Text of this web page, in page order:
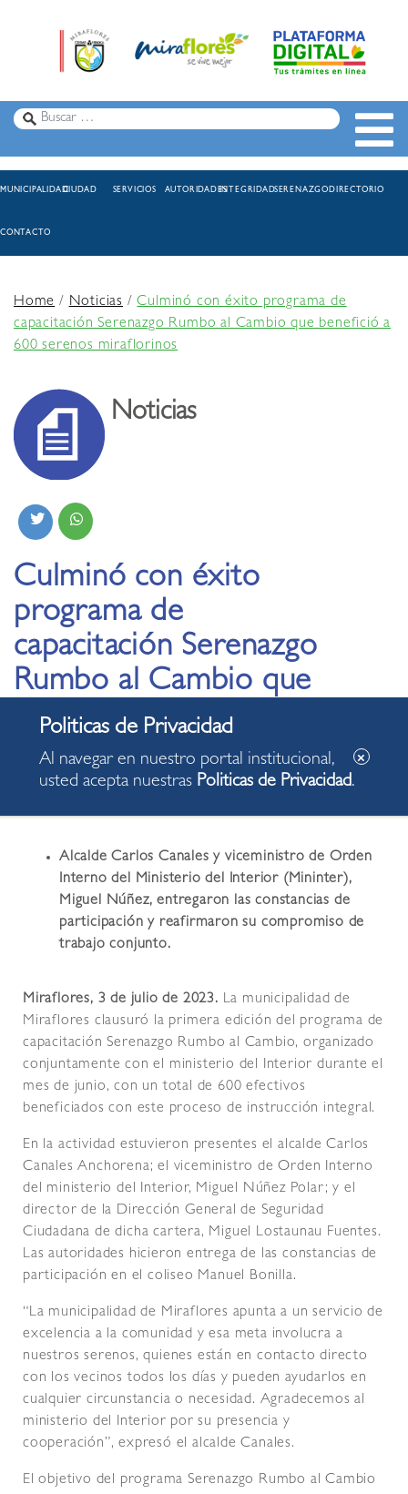
MUNICIPALIDADCIUDAD SERVICIOS AUTORIDADESINTEGRIDADSERENAZGODIRECTORIO
CONTACTO
Home/Noticias /Culminó con éxito programa de
capacitación Serenazgo Rumbo al Cambio que benefició a
600 serenos miraflorinos
Noticias
Culminó con éxito
programa de
capacitación Serenazgo
Rumbo al Cambio que
benefició a 600
serenos miraflorinos
Alcalde Carlos Canales y viceministro de Orden
Interno del Ministerio del Interior (Mininter),
Miguel Núñez, entregaron las constancias de
participación y reafirmaron su compromiso de
trabajo conjunto.
Miraflores, 3 de julio de 2023. La municipalidad de
Miraflores clausuró la primera edición del programa de
capacitación Serenazgo Rumbo al Cambio, organizado
conjuntamente con el ministerio del Interior durante el
mes de junio, con un total de 600 efectivos
beneficiados con este proceso de instrucción integral.
En la actividad estuvieron presentes el alcalde Carlos
Canales Anchorena; el viceministro de Orden Interno
del ministerio del Interior, Miguel Núñez Polar; y el
director de la Dirección General de Seguridad
Ciudadana de dicha cartera, Miguel Lostaunau Fuentes.
Las autoridades hicieron entrega de las constancias de
participación en el coliseo Manuel Bonilla.
“La municipalidad de Miraflores apunta a un servicio de
excelencia a la comunidad y esa meta involucra a
nuestros serenos, quienes están en contacto directo
con los vecinos todos los días y pueden ayudarlos en
cualquier circunstancia o necesidad. Agradecemos al
ministerio del Interior por su presencia y
cooperación”, expresó el alcalde Canales.
El objetivo del programa Serenazgo Rumbo al Cambio
Al navegar en nuestro portal institucional,
usted acepta nuestras Politicas de Privacidad.